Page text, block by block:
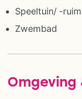
Speeltuin/ -
Zwembad